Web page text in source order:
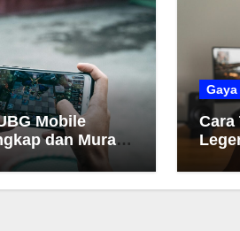
Mobile
dan Murah
Cara